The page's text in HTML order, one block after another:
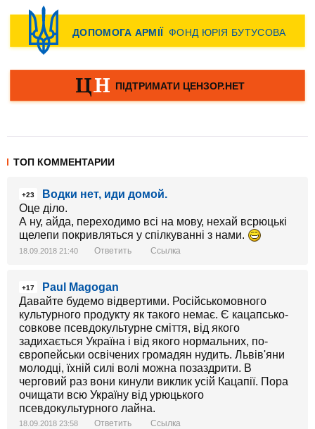
ТОП КОММЕНТАРИИ
+23
Водки нет, иди домой.
Оце діло.
А ну, айда, переходимо всі на мову, нехай всрюцькі
щелепи покривляться у спілкуванні з нами.
18.09.2018 21:40 Ответить Ссылка
+17
Paul Magogan
Давайте будемо відвертими. Російськомовного
культурного продукту як такого немає. Є кацапсько-
совкове псевдокультурне сміття, від якого
задихається Україна і від якого нормальних, по-
європейськи освічених громадян нудить. Львів'яни
молодці, їхній силі волі можна позаздрити. В
черговий раз вони кинули виклик усій Кацапії. Пора
очищати всю Україну від урюцького
псевдокультурного лайна.
18.09.2018 23:58 Ответить Ссылка